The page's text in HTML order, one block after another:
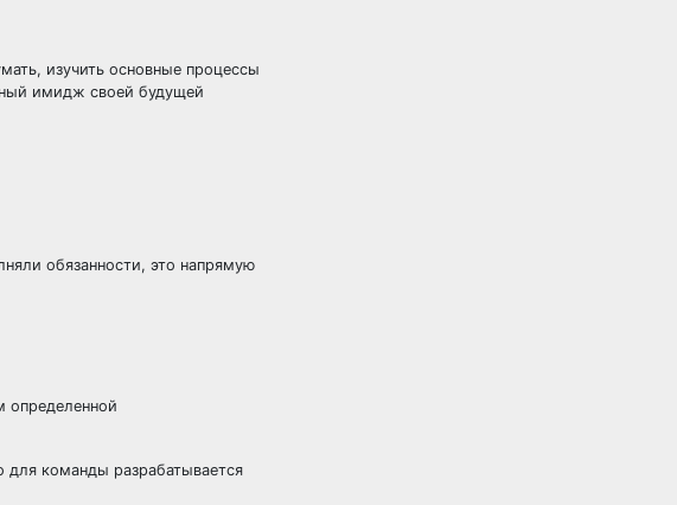
изучить основные процессы
имидж своей будущей
обязанности, это напрямую
определенной
для команды разрабатывается